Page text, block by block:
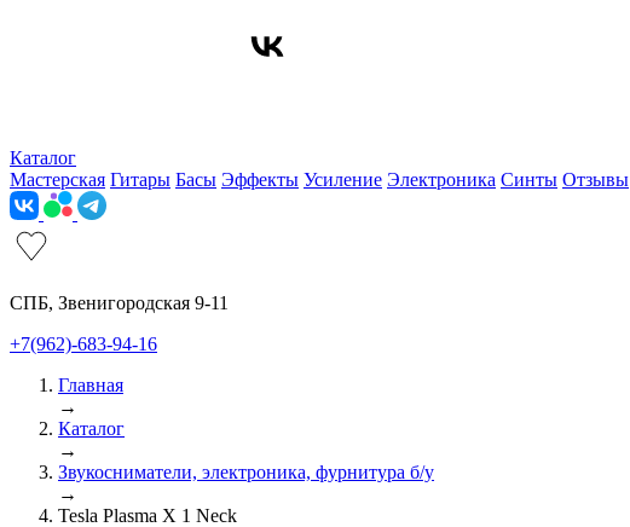
Каталог
Мастерская Гитары Басы Эффекты Усиление Электроника Синты Отзывы
СПБ, Звенигородская 9-11
+7(962)-683-94-16
Главная
→
Каталог
→
Звукосниматели, электроника, фурнитура б/у
→
Tesla Plasma X 1 Neck